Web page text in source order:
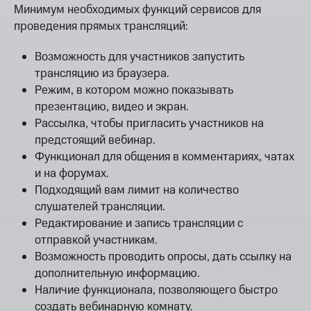
Минимум необходимых функций сервисов для
проведения прямых трансляций:
Возможность для участников запустить
трансляцию из браузера.
Режим, в котором можно показывать
презентацию, видео и экран.
Рассылка, чтобы пригласить участников на
предстоящий вебинар.
Функционал для общения в комментариях, чатах
и на форумах.
Подходящий вам лимит на количество
слушателей трансляции.
Редактирование и запись трансляции с
отправкой участникам.
Возможность проводить опросы, дать ссылку на
дополнительную информацию.
Наличие функционала, позволяющего быстро
создать вебинарную комнату.